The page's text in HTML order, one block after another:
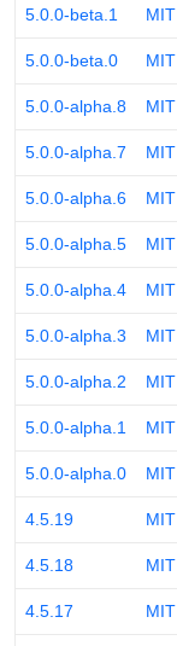
5.0.0-beta.1 MIT
5.0.0-beta.0 MIT
5.0.0-alpha.8 MIT
5.0.0-alpha.7 MIT
5.0.0-alpha.6 MIT
5.0.0-alpha.5 MIT
5.0.0-alpha.4 MIT
5.0.0-alpha.3 MIT
5.0.0-alpha.2 MIT
5.0.0-alpha.1 MIT
5.0.0-alpha.0 MIT
4.5.19 MIT
4.5.18 MIT
4.5.17 MIT